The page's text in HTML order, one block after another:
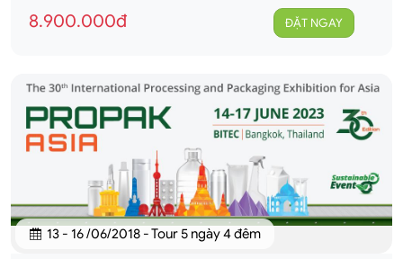
8.900.000đ ĐẶT NGAY
13 - 16 /06/2018 - Tour 5 ngày 4 đêm